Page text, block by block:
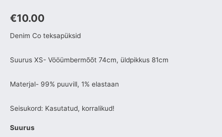
€10.00
Denim Co teksapüksid
Suurus XS- Vööümbermõõt 74cm, üldpikkus 81cm
Materjal- 99% puuvill, 1% elastaan
Seisukord: Kasutatud, korralikud!
Suurus